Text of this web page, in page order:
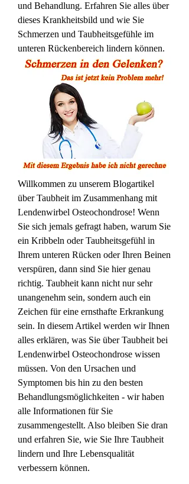
und Behandlung. Erfahren Sie alles über
dieses Krankheitsbild und wie Sie
Schmerzen und Taubheitsgefühle im
unteren Rückenbereich lindern können.
Willkommen zu unserem Blogartikel
über Taubheit im Zusammenhang mit
Lendenwirbel Osteochondrose! Wenn
Sie sich jemals gefragt haben, warum Sie
ein Kribbeln oder Taubheitsgefühl in
Ihrem unteren Rücken oder Ihren Beinen
verspüren, dann sind Sie hier genau
richtig. Taubheit kann nicht nur sehr
unangenehm sein, sondern auch ein
Zeichen für eine ernsthafte Erkrankung
sein. In diesem Artikel werden wir Ihnen
alles erklären, was Sie über Taubheit bei
Lendenwirbel Osteochondrose wissen
müssen. Von den Ursachen und
Symptomen bis hin zu den besten
Behandlungsmöglichkeiten - wir haben
alle Informationen für Sie
zusammengestellt. Also bleiben Sie dran
und erfahren Sie, wie Sie Ihre Taubheit
lindern und Ihre Lebensqualität
verbessern können.